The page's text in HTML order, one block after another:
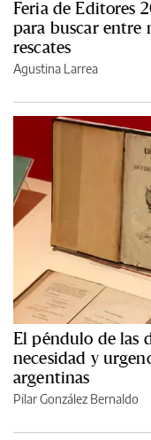
Feria de Editores
para buscar entre
rescates
Agustina Larrea
El péndulo de las
necesidad y
argentinas
Pilar González Bernaldo